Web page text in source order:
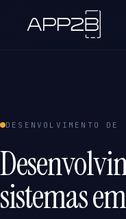
DESENVOLVIMENTO DE
sistemas